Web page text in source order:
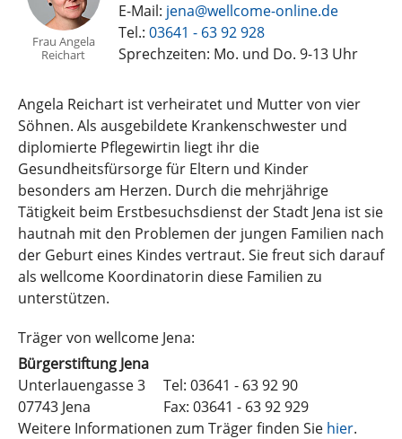
Frau Angela
Reichart
E-Mail: jena@wellcome-online.de
Tel.: 03641 - 63 92 928
Sprechzeiten: Mo. und Do. 9-13 Uhr
Angela Reichart ist verheiratet und Mutter von vier
Söhnen. Als ausgebildete Krankenschwester und
diplomierte Pflegewirtin liegt ihr die
Gesundheitsfürsorge für Eltern und Kinder
besonders am Herzen. Durch die mehrjährige
Tätigkeit beim Erstbesuchsdienst der Stadt Jena ist sie
hautnah mit den Problemen der jungen Familien nach
der Geburt eines Kindes vertraut. Sie freut sich darauf
als wellcome Koordinatorin diese Familien zu
unterstützen.
Träger von wellcome Jena:
Bürgerstiftung Jena
Unterlauengasse 3
07743 Jena
Tel: 03641 - 63 92 90
Fax: 03641 - 63 92 929
Weitere Informationen zum Träger finden Sie hier.